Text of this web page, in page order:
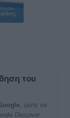
του
, ώστε να
Discover.